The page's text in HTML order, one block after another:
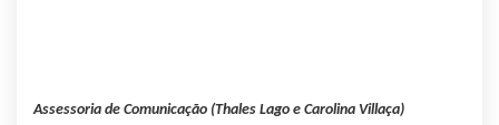
Assessoria de Comunicação (Thales Lago e Carolina Villaça)